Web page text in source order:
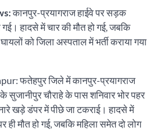
कानपुर-प्रयागराज हाईवे पर सड़क
हादसे में चार की मौत हो गई, जबकि
को जिला अस्पताल में भर्ती कराया गया
फतेहपुर जिले में कानपुर-प्रयागराज
सुजानीपुर चौराहे के पास शनिवार भोर पहर
खड़े डंपर में पीछे जा टकराई। हादसे में
ही मौत हो गई, जबकि महिला समेत दो लोग